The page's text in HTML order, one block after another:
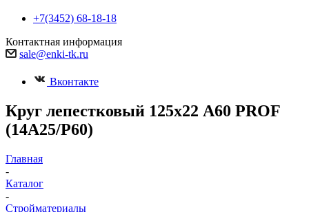
+7(3452) 68-18-18
Контактная информация
sale@enki-tk.ru
Вконтакте
Круг лепестковый 125х22 A60 PROF
(14А25/Р60)
Главная
-
Каталог
-
Стройматериалы